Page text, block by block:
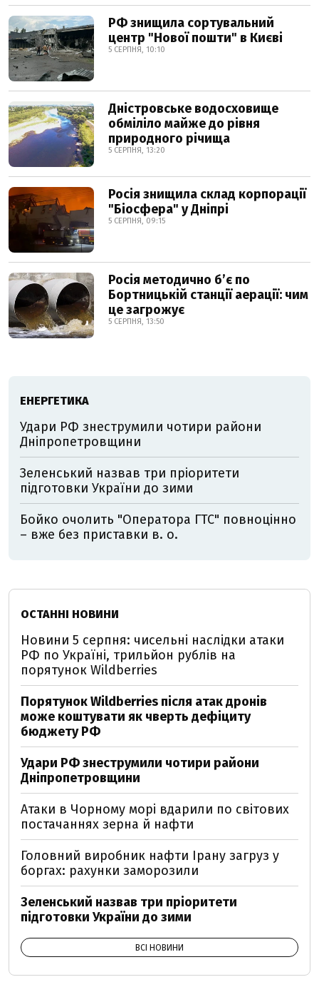
РФ знищила сортувальний
центр "Нової пошти" в Києві
5 СЕРПНЯ, 10:10
Дністровське водосховище
обміліло майже до рівня
природного річища
5 СЕРПНЯ, 13:20
Росія знищила склад корпорації
"Біосфера" у Дніпрі
5 СЕРПНЯ, 09:15
Росія методично б’є по
Бортницькій станції аерації: чим
це загрожує
5 СЕРПНЯ, 13:50
ЕНЕРГЕТИКА
Удари РФ знеструмили чотири райони
Дніпропетровщини
Зеленський назвав три пріоритети
підготовки України до зими
Бойко очолить "Оператора ГТС" повноцінно
– вже без приставки в. о.
ОСТАННІ НОВИНИ
Новини 5 серпня: чисельні наслідки атаки
РФ по Україні, трильйон рублів на
порятунок Wildberries
Порятунок Wildberries після атак дронів
може коштувати як чверть дефіциту
бюджету РФ
Удари РФ знеструмили чотири райони
Дніпропетровщини
Атаки в Чорному морі вдарили по світових
постачаннях зерна й нафти
Головний виробник нафти Ірану загруз у
боргах: рахунки заморозили
Зеленський назвав три пріоритети
підготовки України до зими
ВСІ НОВИНИ